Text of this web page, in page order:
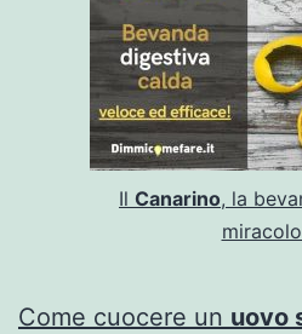
Il Canarino, la
Come cuocere un uovo